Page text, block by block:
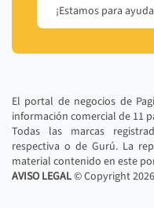
¡Estamos para
El portal de negocios de
información comercial de 11
Todas las marcas
respectiva o de Gurú. La
material contenido en este
AVISO LEGAL© Copyright2026